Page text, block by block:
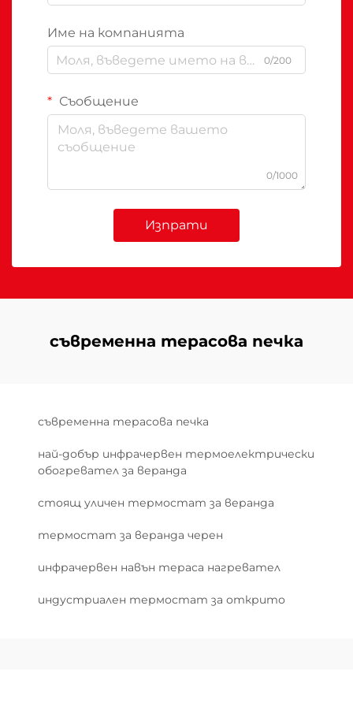
Име на компанията
0/200
Съобщение
0/1000
Изпрати
съвременна терасова печка
съвременна терасова печка
най-добър инфрачервен термоелектрически
обогревател за веранда
стоящ уличен термостат за веранда
термостат за веранда черен
инфрачервен навън тераса нагревател
индустриален термостат за открито